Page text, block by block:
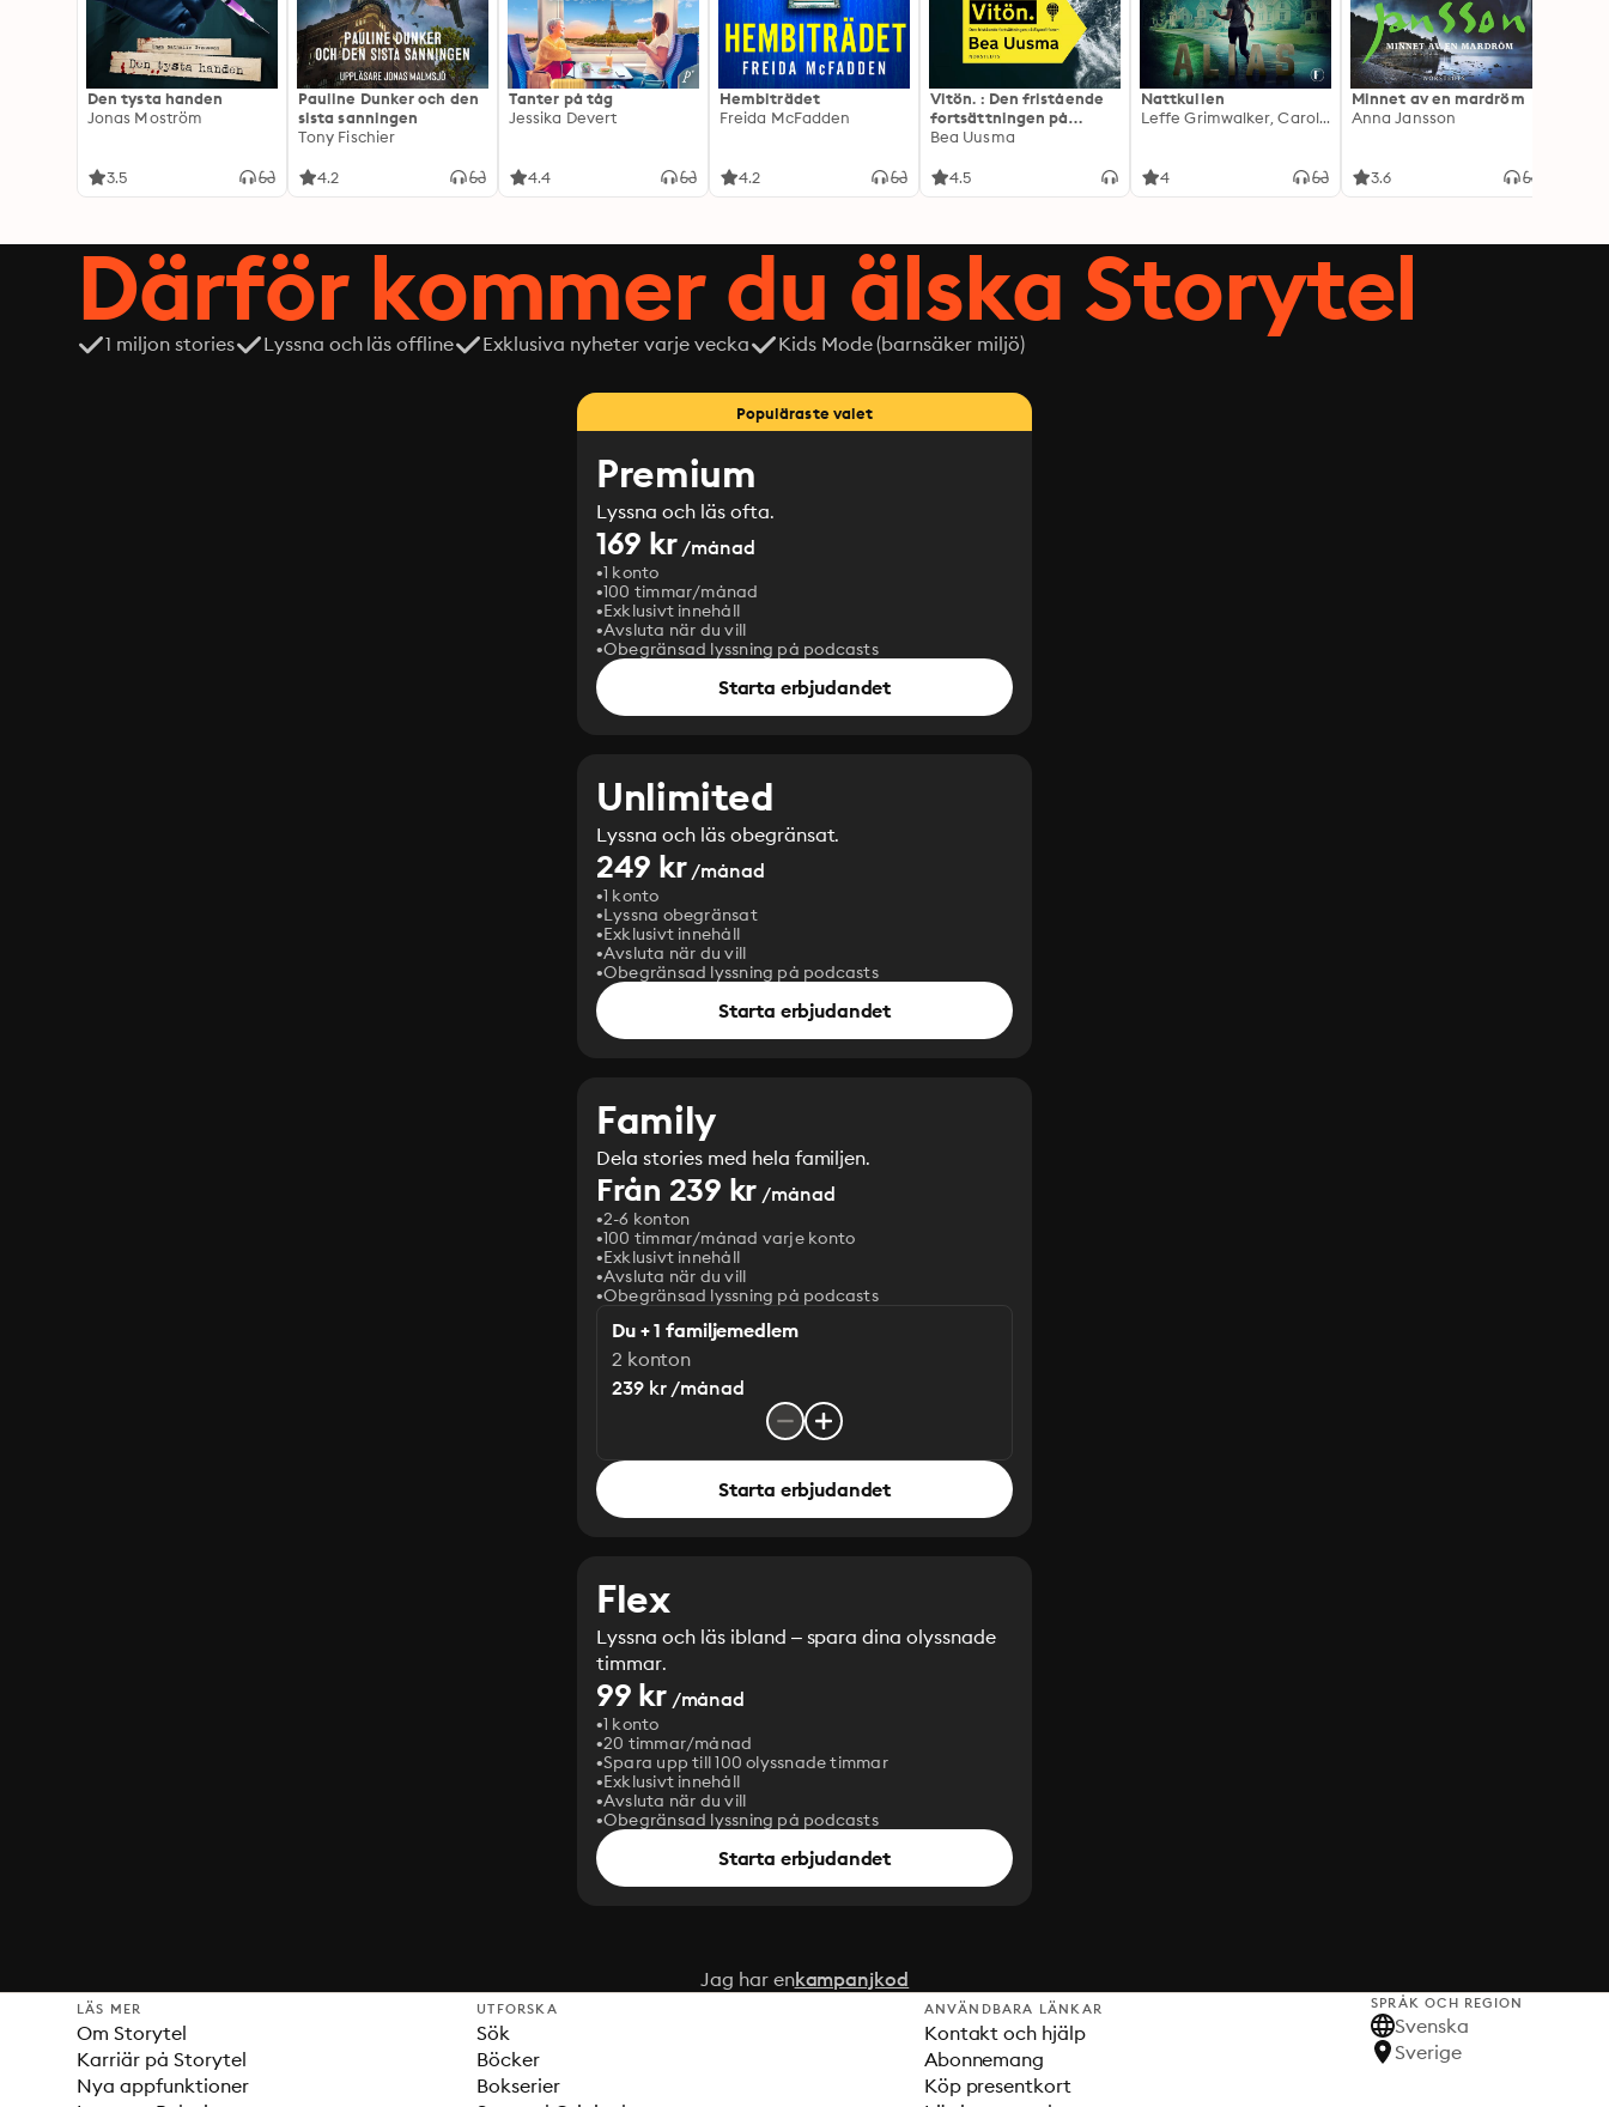
Den tysta handen
Jonas Moström
3.5
Pauline Dunker och den
sista sanningen
Tony Fischier
4.2
Tanter på tåg
Jessika Devert
4.4
Hembiträdet
Freida McFadden
4.2
Vitön. : Den fristående
fortsättningen på
Expeditionen
Bea Uusma
4.5
Nattkullen
Leffe Grimwalker, Caroline Grimwalker
4
Minnet av en mardröm
Anna Jansson
3.6
Därför kommer du älska Storytel
1 miljon stories Lyssna och läs offline Exklusiva nyheter varje vecka Kids Mode (barnsäker miljö)
Populäraste valet
Premium
Lyssna och läs ofta.
169 kr/månad
1 konto
100 timmar/månad
Exklusivt innehåll
Avsluta när du vill
Obegränsad lyssning på podcasts
Starta erbjudandet
Unlimited
Lyssna och läs obegränsat.
249 kr/månad
1 konto
Lyssna obegränsat
Exklusivt innehåll
Avsluta när du vill
Obegränsad lyssning på podcasts
Starta erbjudandet
Family
Dela stories med hela familjen.
Från 239 kr /månad
2-6 konton
100 timmar/månad varje konto
Exklusivt innehåll
Avsluta när du vill
Obegränsad lyssning på podcasts
Du + 1 familjemedlem
2 konton
239 kr /månad
Starta erbjudandet
Flex
Lyssna och läs ibland – spara dina olyssnade
timmar.
99 kr/månad
1 konto
20 timmar/månad
Spara upp till 100 olyssnade timmar
Exklusivt innehåll
Avsluta när du vill
Obegränsad lyssning på podcasts
Starta erbjudandet
Jag har enkampanjkod
LÄS MER
Om Storytel
Karriär på Storytel
Nya appfunktioner
UTFORSKA
Sök
Böcker
Bokserier
ANVÄNDBARA LÄNKAR
Kontakt och hjälp
Abonnemang
Köp presentkort
SPRÅK OCH REGION
Svenska
Sverige